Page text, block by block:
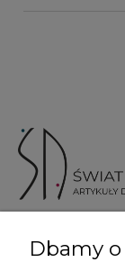
Dbamy